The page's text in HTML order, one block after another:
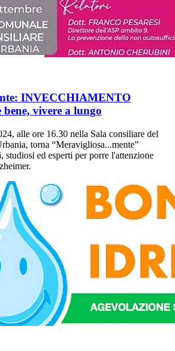
INVECCHIAMENTO
vivere a lungo
alle ore 16.30 nella Sala consiliare del
torna “Meravigliosa...mente”
studiosi ed esperti per porre l'attenzione